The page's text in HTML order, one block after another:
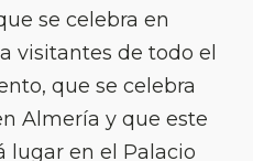
se celebra en
visitantes de todo el
que se celebra
Almería y que este
lugar en el Palacio